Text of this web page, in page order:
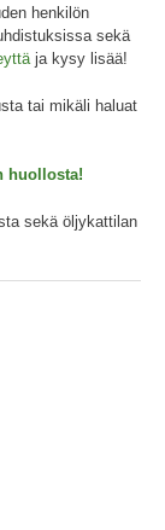
henkilön
sekä
ja kysy lisää!
tai mikäli haluat
huollosta!
sekä öljykattilan